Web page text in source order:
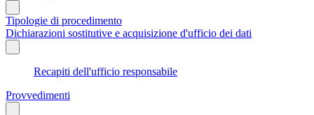
Tipologie di procedimento
Dichiarazioni sostitutive e acquisizione d'ufficio dei dati
Recapiti dell'ufficio responsabile
Provvedimenti